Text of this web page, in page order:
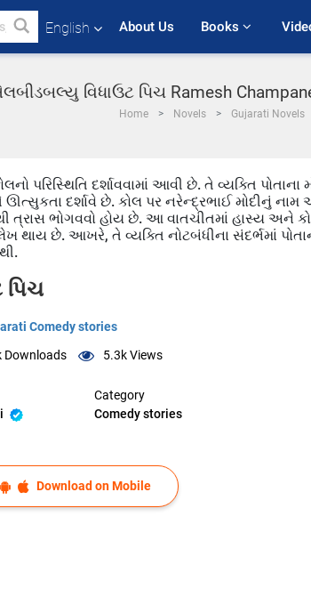
English About Us Books
વિધાઉટ પિચ Ramesh
Home Novels Gujarati Novels
પરિસ્થિતિ દર્શાવવામાં આવી છે. તે વ્યક્તિ
ઊત્સુકતા દર્શાવે છે. કોલ પર નરેન્દ્રભાઈ મોદીનું
ત્રાસ ભોગવવો હોય છે. આ વાતચીતમાં હાસ્ય અને
થાય છે. આખરે, તે વ્યક્તિ નોટબંધીના સંદર્ભમાં
પિચ
Comedy stories
Downloads 5.3kViews
Category
Comedy stories
Download on Mobile